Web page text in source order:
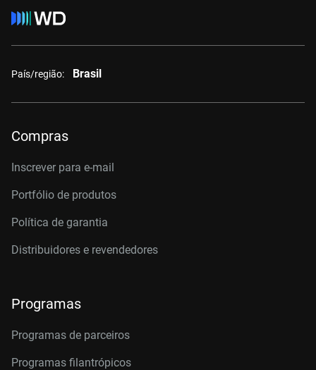
País/região: Brasil
Compras
Inscrever para e-mail
Portfólio de produtos
Política de garantia
Distribuidores e revendedores
Programas
Programas de parceiros
Programas filantrópicos